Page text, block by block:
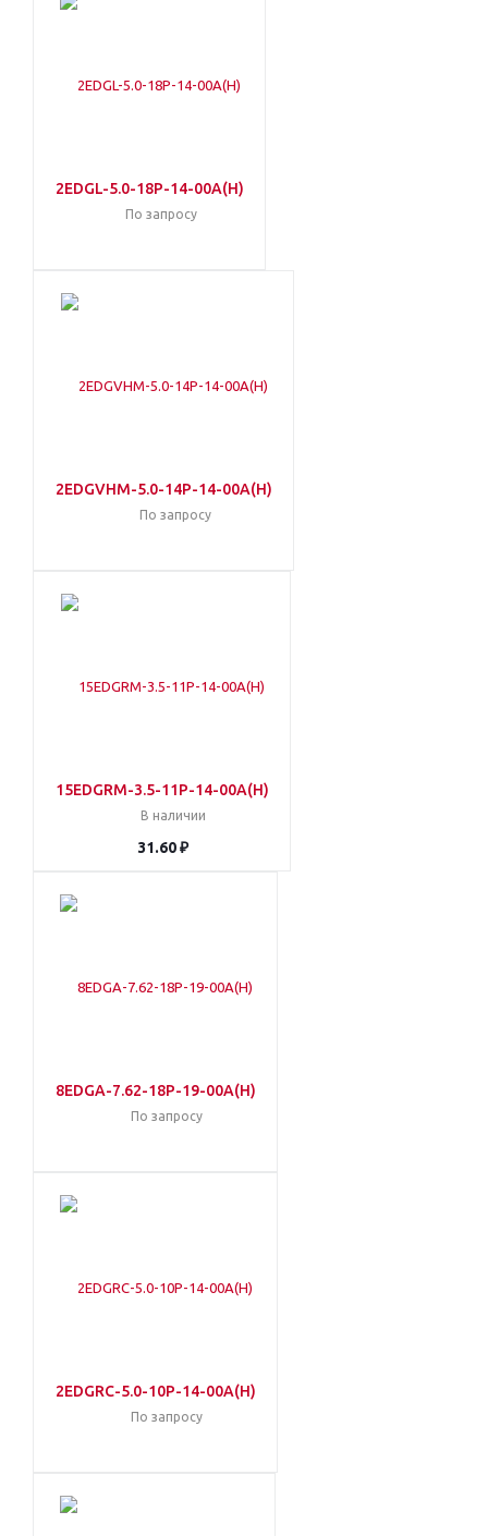
2EDGL-5.0-18P-14-00A(H)
По запросу
2EDGVHM-5.0-14P-14-00A(H)
По запросу
15EDGRM-3.5-11P-14-00A(H)
В наличии
31.60 ₽
8EDGA-7.62-18P-19-00A(H)
По запросу
2EDGRC-5.0-10P-14-00A(H)
По запросу